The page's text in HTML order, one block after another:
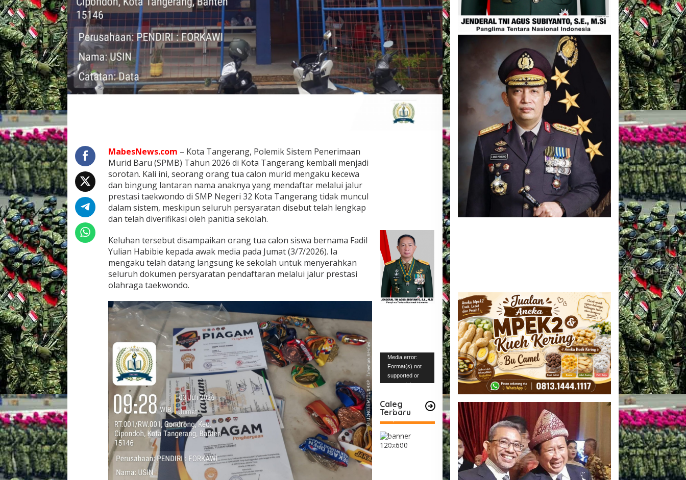
3
2
C
i
p
o
n
d
o
h
n
g
e
r
a
n
g
J
d
i
S
o
r
o
t
a
n
O
r
a
T
a
i
s
w
a
e
MabesNews.com – Kota Tangerang, Polemik Sistem Penerimaan
Murid Baru (SPMB) Tahun 2026 di Kota Tangerang kembali menjadi
sorotan. Kali ini, seorang orang tua calon murid mengaku kecewa
dan bingung lantaran nama anaknya yang mendaftar melalui jalur
prestasi taekwondo di SMP Negeri 32 Kota Tangerang tidak muncul
dalam sistem, meskipun seluruh persyaratan disebut telah lengkap
dan telah diverifikasi oleh panitia sekolah.
Keluhan tersebut disampaikan orang tua calon siswa bernama Fadil
Yulian Habibie kepada awak media pada Jumat (3/7/2026). Ia
mengaku telah datang langsung ke sekolah untuk menyerahkan
seluruh dokumen persyaratan pendaftaran melalui jalur prestasi
olahraga taekwondo.
Pemutar
Video
Media error:
Format(s) not
supported or
source(s) not
Unduh Berkas:
content/uploads/2
023/12/VID-
Caleg
Terbaru